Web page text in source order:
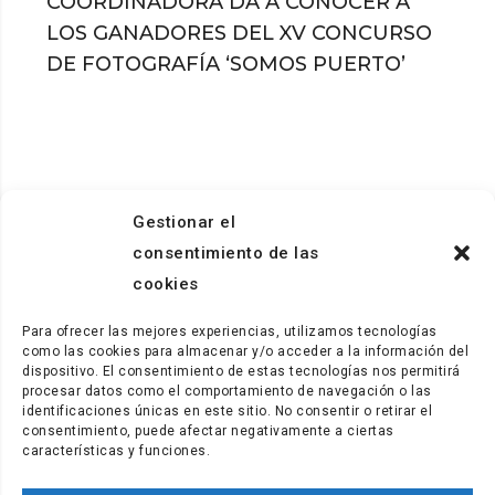
Gestionar el
consentimiento de las
cookies
Para ofrecer las mejores experiencias, utilizamos tecnologías
como las cookies para almacenar y/o acceder a la información del
dispositivo. El consentimiento de estas tecnologías nos permitirá
procesar datos como el comportamiento de navegación o las
identificaciones únicas en este sitio. No consentir o retirar el
consentimiento, puede afectar negativamente a ciertas
características y funciones.
LOS GANADORES DEL XV CONCURSO
DE FOTOGRAFÍA ‘SOMOS PUERTO’